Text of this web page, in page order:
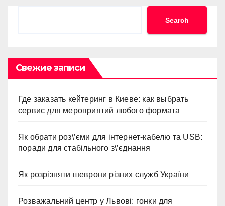
Search
Свежие записи
Где заказать кейтеринг в Киеве: как выбрать
сервис для мероприятий любого формата
Як обрати роз\’єми для інтернет-кабелю та USB:
поради для стабільного з\’єднання
Як розрізняти шеврони різних служб України
Розважальний центр у Львові: гонки для